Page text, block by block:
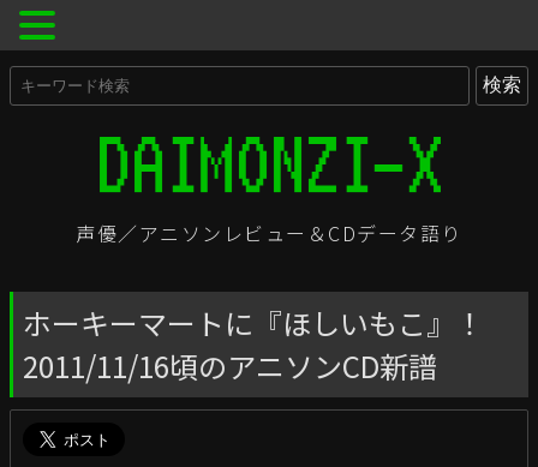
声優／アニソンレビュー＆CDデータ語り
ホーキーマートに『ほしいもこ』！
2011/11/16頃のアニソンCD新譜